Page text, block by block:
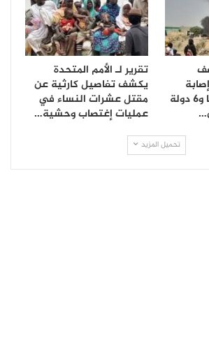
العشرات وبريطانيا و6 دولة
تقرير لـ الأمم المتحدة
يكشف تفاصيل كارثية عن
مقتل عشرات النساء في
عمليات إغتصاب وحشية…
تحميل المزيد